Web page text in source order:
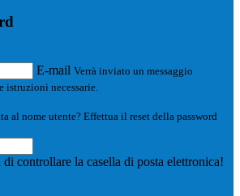
E-mail Verrà inviato un messaggio
necessarie.
al nome utente? Effettua il reset della password
controllare la casella di posta elettronica!